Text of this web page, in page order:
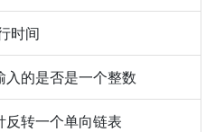
时间
的是否是一个整数
反转一个单向链表